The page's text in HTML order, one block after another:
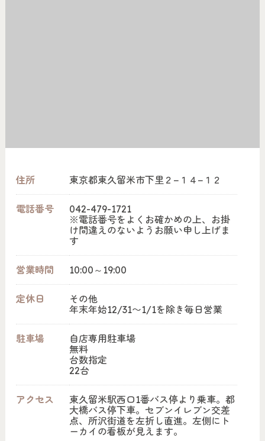
住所 東京都東久留米市下里２−１４−１２
電話番号
042-479-1721
※電話番号をよくお確かめの上、お掛
け間違えのないようお願い申し上げま
す
営業時間 10:00～19:00
定休日
その他
年末年始12/31〜1/1を除き毎日営業
駐車場
自店専用駐車場
無料
台数指定
22台
アクセス
東久留米駅西口1番バス停より乗車。都
大橋バス停下車。セブンイレブン交差
点、所沢街道を左折し直進。左側にト
ーカイの看板が見えます。